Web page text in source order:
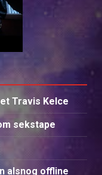
Travis Kelce
sekstape
alsnog offline